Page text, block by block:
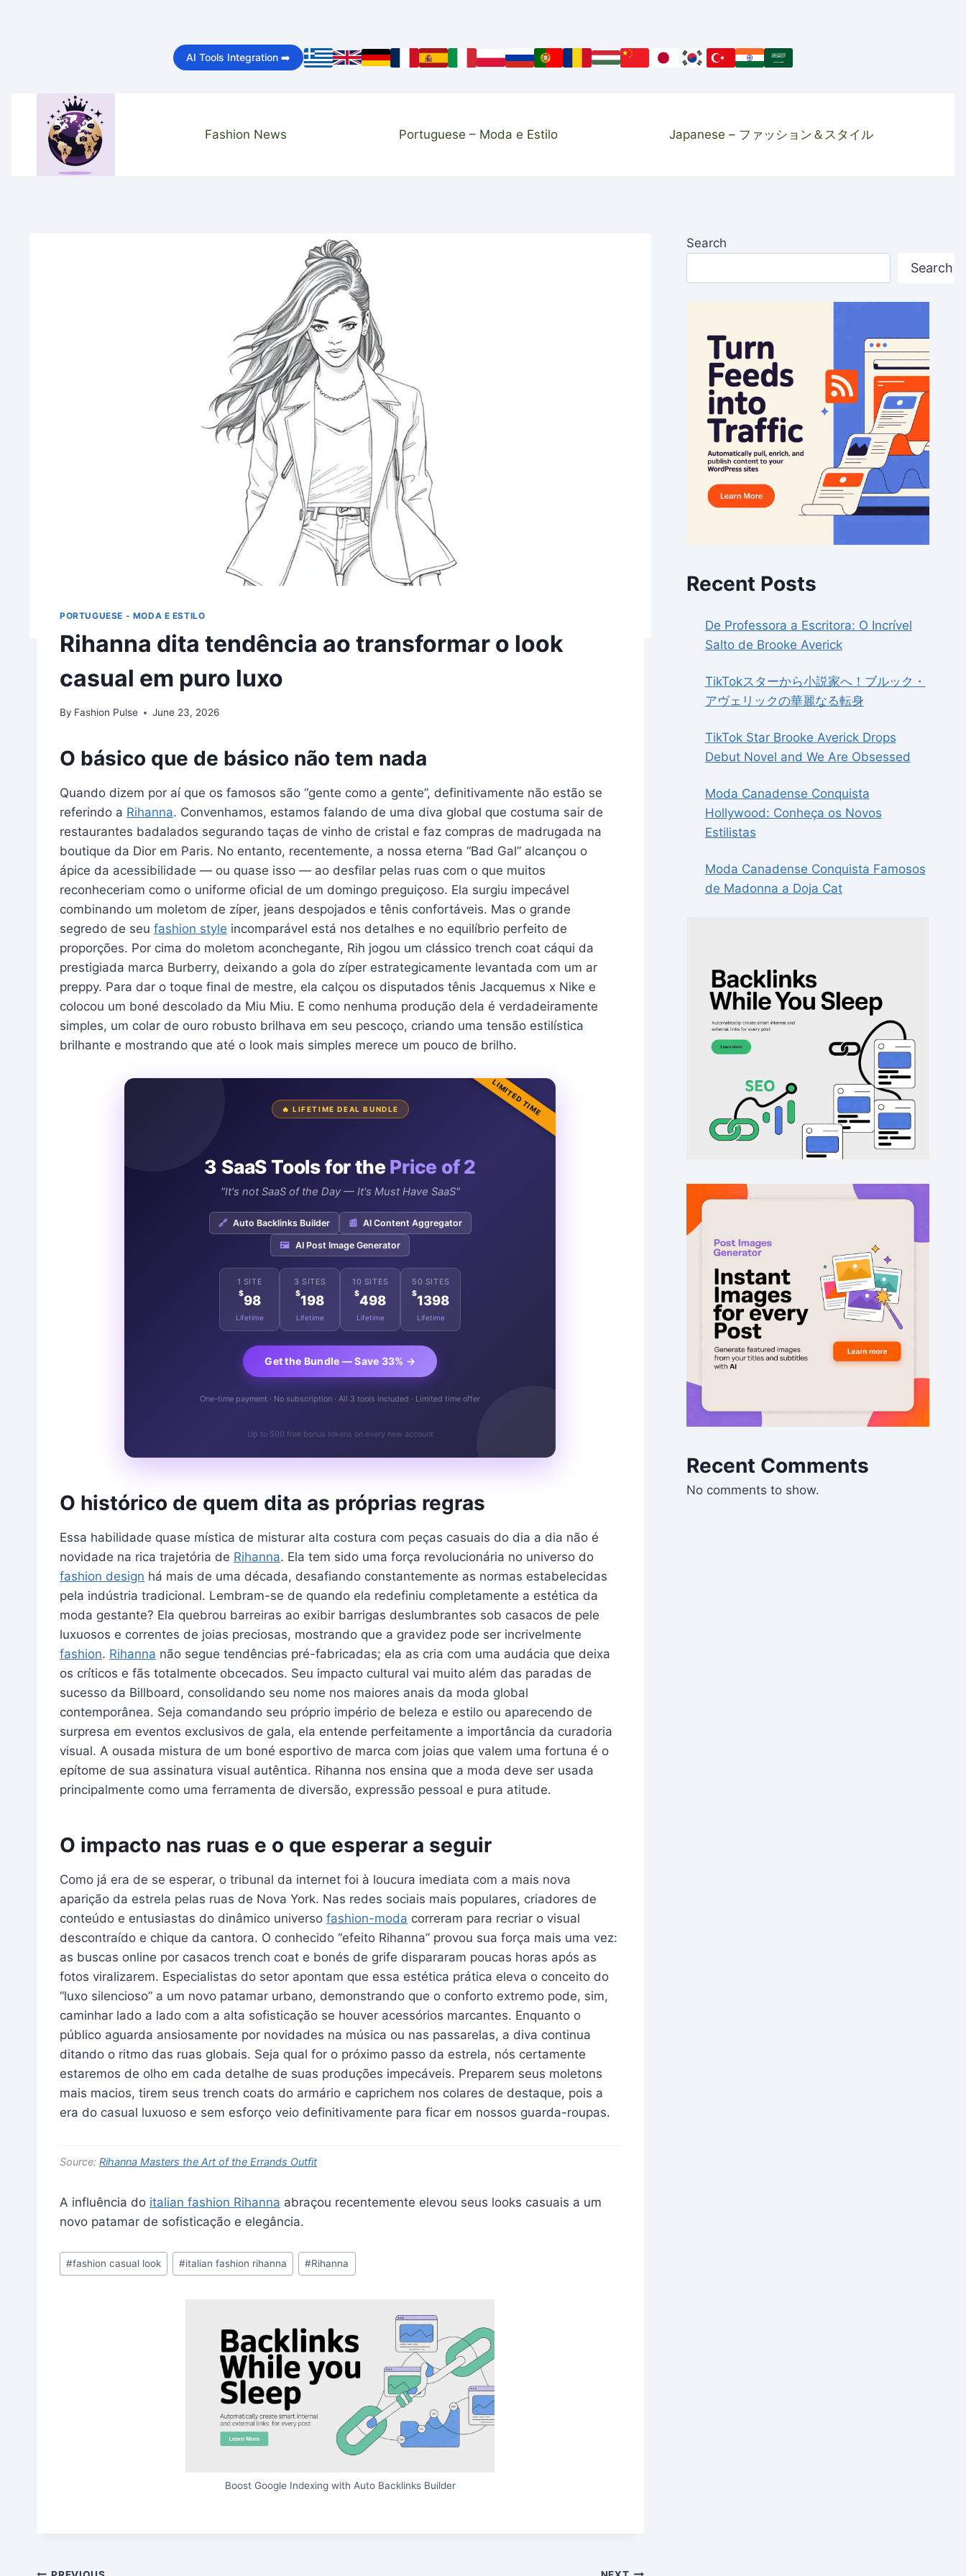
AI Tools Integration ➡️
Fashion News Portuguese – Moda e Estilo Japanese – ファッション＆スタイル
PORTUGUESE - MODA E ESTILO
Rihanna dita tendência ao transformar o look
casual em puro luxo
By Fashion Pulse June 23, 2026
O básico que de básico não tem nada
Quando dizem por aí que os famosos são “gente como a gente”, definitivamente não estão se
referindo a Rihanna. Convenhamos, estamos falando de uma diva global que costuma sair de
restaurantes badalados segurando taças de vinho de cristal e faz compras de madrugada na
boutique da Dior em Paris. No entanto, recentemente, a nossa eterna “Bad Gal” alcançou o
ápice da acessibilidade — ou quase isso — ao desfilar pelas ruas com o que muitos
reconheceriam como o uniforme oficial de um domingo preguiçoso. Ela surgiu impecável
combinando um moletom de zíper, jeans despojados e tênis confortáveis. Mas o grande
segredo de seu fashion style incomparável está nos detalhes e no equilíbrio perfeito de
proporções. Por cima do moletom aconchegante, Rih jogou um clássico trench coat cáqui da
prestigiada marca Burberry, deixando a gola do zíper estrategicamente levantada com um ar
preppy. Para dar o toque final de mestre, ela calçou os disputados tênis Jacquemus x Nike e
colocou um boné descolado da Miu Miu. E como nenhuma produção dela é verdadeiramente
simples, um colar de ouro robusto brilhava em seu pescoço, criando uma tensão estilística
brilhante e mostrando que até o look mais simples merece um pouco de brilho.
LIMITED TIME
🔥 LIFETIME DEAL BUNDLE
3 SaaS Tools for the Price of 2
"It's not SaaS of the Day — It's Must Have SaaS"
🔗 Auto Backlinks Builder 📰 AI Content Aggregator
🖼️ AI Post Image Generator
1 SITE
$98
Lifetime
3 SITES
$198
Lifetime
10 SITES
$498
Lifetime
50 SITES
$1398
Lifetime
Get the Bundle — Save 33% →
One-time payment · No subscription · All 3 tools included · Limited time offer
Up to 500 free bonus tokens on every new account
O histórico de quem dita as próprias regras
Essa habilidade quase mística de misturar alta costura com peças casuais do dia a dia não é
novidade na rica trajetória de Rihanna. Ela tem sido uma força revolucionária no universo do
fashion design há mais de uma década, desafiando constantemente as normas estabelecidas
pela indústria tradicional. Lembram-se de quando ela redefiniu completamente a estética da
moda gestante? Ela quebrou barreiras ao exibir barrigas deslumbrantes sob casacos de pele
luxuosos e correntes de joias preciosas, mostrando que a gravidez pode ser incrivelmente
fashion. Rihanna não segue tendências pré-fabricadas; ela as cria com uma audácia que deixa
os críticos e fãs totalmente obcecados. Seu impacto cultural vai muito além das paradas de
sucesso da Billboard, consolidando seu nome nos maiores anais da moda global
contemporânea. Seja comandando seu próprio império de beleza e estilo ou aparecendo de
surpresa em eventos exclusivos de gala, ela entende perfeitamente a importância da curadoria
visual. A ousada mistura de um boné esportivo de marca com joias que valem uma fortuna é o
epítome de sua assinatura visual autêntica. Rihanna nos ensina que a moda deve ser usada
principalmente como uma ferramenta de diversão, expressão pessoal e pura atitude.
O impacto nas ruas e o que esperar a seguir
Como já era de se esperar, o tribunal da internet foi à loucura imediata com a mais nova
aparição da estrela pelas ruas de Nova York. Nas redes sociais mais populares, criadores de
conteúdo e entusiastas do dinâmico universo fashion-moda correram para recriar o visual
descontraído e chique da cantora. O conhecido “efeito Rihanna” provou sua força mais uma vez:
as buscas online por casacos trench coat e bonés de grife dispararam poucas horas após as
fotos viralizarem. Especialistas do setor apontam que essa estética prática eleva o conceito do
“luxo silencioso” a um novo patamar urbano, demonstrando que o conforto extremo pode, sim,
caminhar lado a lado com a alta sofisticação se houver acessórios marcantes. Enquanto o
público aguarda ansiosamente por novidades na música ou nas passarelas, a diva continua
ditando o ritmo das ruas globais. Seja qual for o próximo passo da estrela, nós certamente
estaremos de olho em cada detalhe de suas produções impecáveis. Preparem seus moletons
mais macios, tirem seus trench coats do armário e caprichem nos colares de destaque, pois a
era do casual luxuoso e sem esforço veio definitivamente para ficar em nossos guarda-roupas.
Source: Rihanna Masters the Art of the Errands Outfit
A influência do italian fashion Rihanna abraçou recentemente elevou seus looks casuais a um
novo patamar de sofisticação e elegância.
Post
Tags:
#fashion casual look #italian fashion rihanna #Rihanna
Boost Google Indexing with Auto Backlinks Builder
Search
Search
Recent Posts
De Professora a Escritora: O Incrível
Salto de Brooke Averick
TikTokスターから小説家へ！ブルック・
アヴェリックの華麗なる転身
TikTok Star Brooke Averick Drops
Debut Novel and We Are Obsessed
Moda Canadense Conquista
Hollywood: Conheça os Novos
Estilistas
Moda Canadense Conquista Famosos
de Madonna a Doja Cat
Recent Comments
No comments to show.